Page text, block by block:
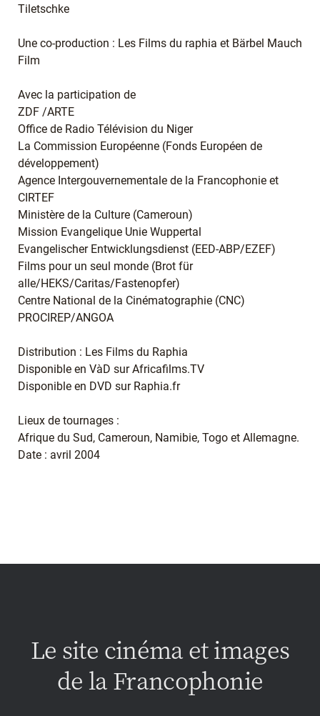
Tiletschke
Une co-production : Les Films du raphia et Bärbel Mauch
Film
Avec la participation de
ZDF /ARTE
Office de Radio Télévision du Niger
La Commission Européenne (Fonds Européen de
développement)
Agence Intergouvernementale de la Francophonie et
CIRTEF
Ministère de la Culture (Cameroun)
Mission Evangelique Unie Wuppertal
Evangelischer Entwicklungsdienst (EED-ABP/EZEF)
Films pour un seul monde (Brot für
alle/HEKS/Caritas/Fastenopfer)
Centre National de la Cinématographie (CNC)
PROCIREP/ANGOA
Distribution : Les Films du Raphia
Disponible en VàD sur Africafilms.TV
Disponible en DVD sur Raphia.fr
Lieux de tournages :
Afrique du Sud, Cameroun, Namibie, Togo et Allemagne.
Date : avril 2004
Le site cinéma et images
de la Francophonie